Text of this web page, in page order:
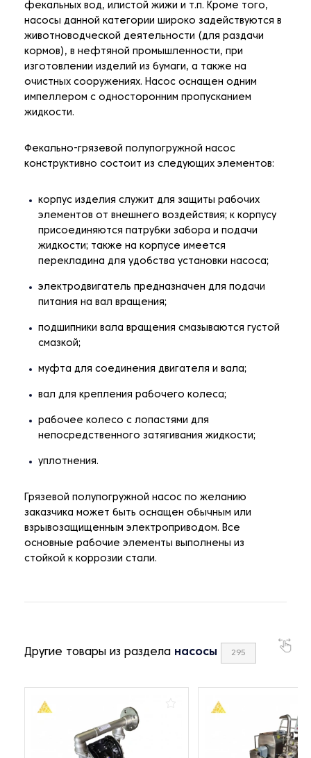
фекальных вод, илистой жижи и т.п. Кроме того,
насосы данной категории широко задействуются в
животноводческой деятельности (для раздачи
кормов), в нефтяной промышленности, при
изготовлении изделий из бумаги, а также на
очистных сооружениях. Насос оснащен одним
импеллером с односторонним пропусканием
жидкости.
Фекально-грязевой полупогружной насос
конструктивно состоит из следующих элементов:
корпус изделия служит для защиты рабочих
элементов от внешнего воздействия; к корпусу
присоединяются патрубки забора и подачи
жидкости; также на корпусе имеется
перекладина для удобства установки насоса;
электродвигатель предназначен для подачи
питания на вал вращения;
подшипники вала вращения смазываются густой
смазкой;
муфта для соединения двигателя и вала;
вал для крепления рабочего колеса;
рабочее колесо с лопастями для
непосредственного затягивания жидкости;
уплотнения.
Грязевой полупогружной насос по желанию
заказчика может быть оснащен обычным или
взрывозащищенным электроприводом. Все
основные рабочие элементы выполнены из
стойкой к коррозии стали.
Другие товары из раздела насосы 295